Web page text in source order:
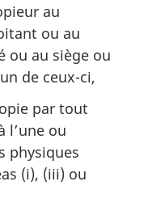
au
ou au
ou au siège ou
de ceux-ci,
par tout
l’une ou
physiques
(i), (iii) ou